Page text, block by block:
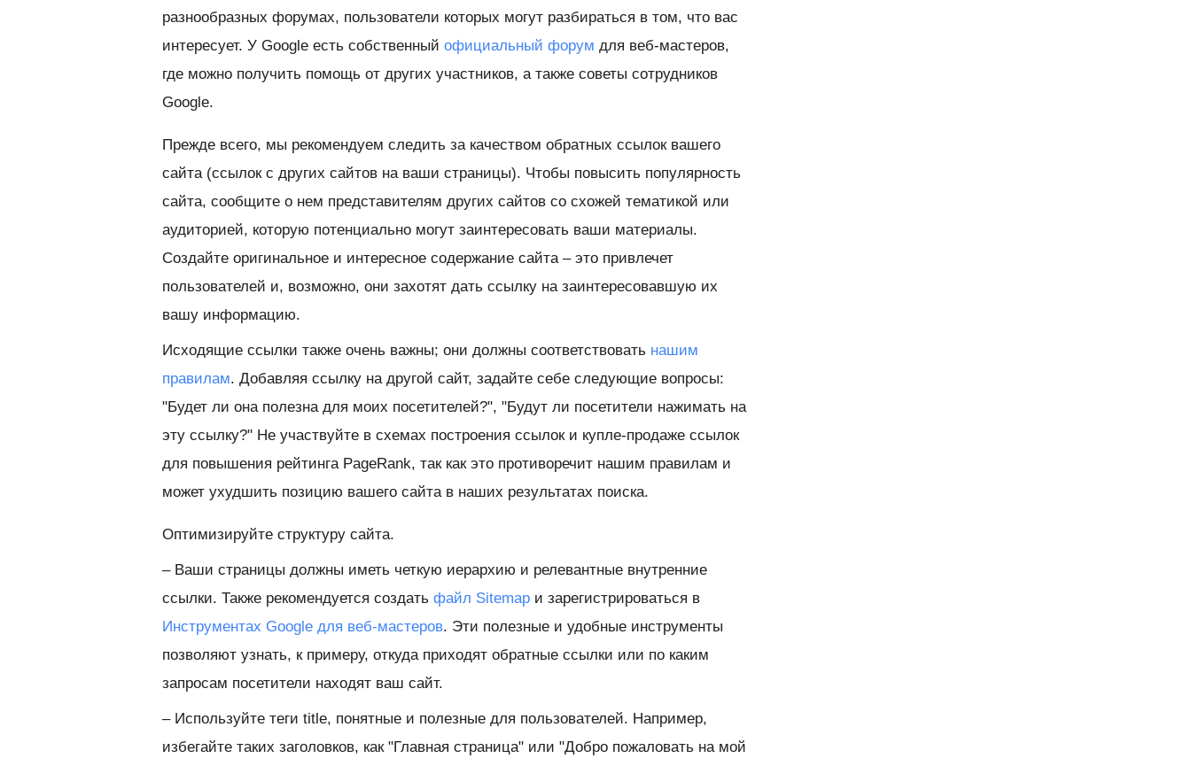
разнообразных форумах, пользователи которых могут разбираться в том, что вас
интересует. У Google есть собственный официальный форум для веб-мастеров,
где можно получить помощь от других участников, а также советы сотрудников
Google.
Прежде всего, мы рекомендуем следить за качеством обратных ссылок вашего
сайта (ссылок с других сайтов на ваши страницы). Чтобы повысить популярность
сайта, сообщите о нем представителям других сайтов со схожей тематикой или
аудиторией, которую потенциально могут заинтересовать ваши материалы.
Создайте оригинальное и интересное содержание сайта – это привлечет
пользователей и, возможно, они захотят дать ссылку на заинтересовавшую их
вашу информацию.
Исходящие ссылки также очень важны; они должны соответствовать нашим
правилам. Добавляя ссылку на другой сайт, задайте себе следующие вопросы:
"Будет ли она полезна для моих посетителей?", "Будут ли посетители нажимать на
эту ссылку?" Не участвуйте в схемах построения ссылок и купле-продаже ссылок
для повышения рейтинга PageRank, так как это противоречит нашим правилам и
может ухудшить позицию вашего сайта в наших результатах поиска.
Оптимизируйте структуру сайта.
– Ваши страницы должны иметь четкую иерархию и релевантные внутренние
ссылки. Также рекомендуется создать файл Sitemap и зарегистрироваться в
Инструментах Google для веб-мастеров. Эти полезные и удобные инструменты
позволяют узнать, к примеру, откуда приходят обратные ссылки или по каким
запросам посетители находят ваш сайт.
– Используйте теги title, понятные и полезные для пользователей. Например,
избегайте таких заголовков, как "Главная страница" или "Добро пожаловать на мой